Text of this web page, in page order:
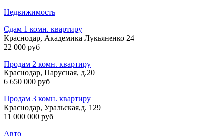
Недвижимость
Сдам 1 комн. квартиру
Краснодар, Академика Лукьяненко 24
22 000 руб
Продам 2 комн. квартиру
Краснодар, Парусная, д.20
6 650 000 руб
Продам 3 комн. квартиру
Краснодар, Уральская,д. 129
11 000 000 руб
Авто